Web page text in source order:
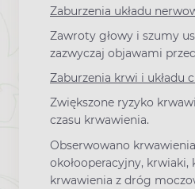
Zaburzenia układu
Zawroty głowy i szumy
zazwyczaj objawami
Zaburzenia krwi i układu
Zwiększone ryzyko
czasu krwawienia.
Obserwowano
okołooperacyjny, krwiaki,
krwawienia z dróg